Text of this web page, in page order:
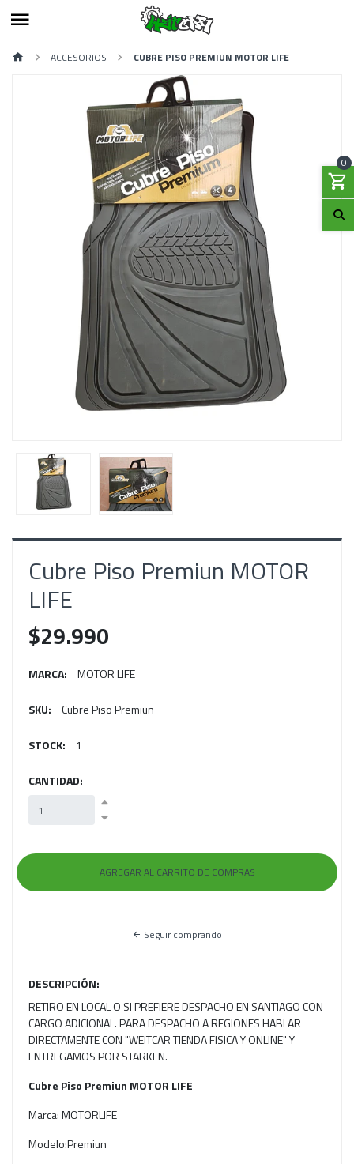
0
ACCESORIOS CUBRE PISO PREMIUN MOTOR LIFE
Cubre Piso Premiun MOTOR
LIFE
$29.990
MARCA: MOTOR LIFE
SKU: Cubre Piso Premiun
STOCK: 1
CANTIDAD:
Seguir comprando
DESCRIPCIÓN:
RETIRO EN LOCAL O SI PREFIERE DESPACHO EN SANTIAGO CON
CARGO ADICIONAL. PARA DESPACHO A REGIONES HABLAR
DIRECTAMENTE CON "WEITCAR TIENDA FISICA Y ONLINE" Y
ENTREGAMOS POR STARKEN.
Cubre Piso Premiun MOTOR LIFE
Marca: MOTORLIFE
Modelo:Premiun